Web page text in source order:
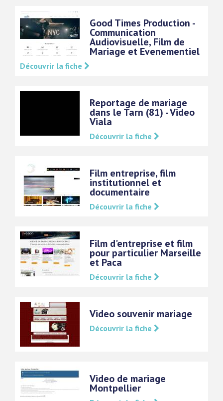
Good Times Production -
Communication
Audiovisuelle, Film de
Mariage et Evenementiel
Découvrir la fiche
Reportage de mariage
dans le Tarn (81) - Video
Viala
Découvrir la fiche
Film entreprise, film
institutionnel et
documentaire
Découvrir la fiche
Film d'entreprise et film
pour particulier Marseille
et Paca
Découvrir la fiche
Video souvenir mariage
Découvrir la fiche
Video de mariage
Montpellier